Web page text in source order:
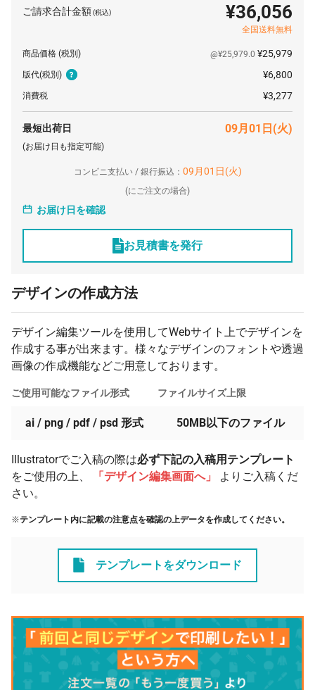
ご請求合計金額(税込) ¥36,056
全国送料無料
商品価格 (税別) @¥25,979.0 ¥25,979
版代(税別) ¥6,800
消費税 ¥3,277
最短出荷日 09月01日(火)
(お届け日も指定可能)
コンビニ支払い / 銀行振込： 09月01日(火)
(にご注文の場合)
お届け日を確認
お見積書を発行
デザインの作成方法
デザイン編集ツールを使用してWebサイト上でデザインを
作成する事が出来ます。様々なデザインのフォントや透過
画像の作成機能などご用意しております。
ご使用可能なファイル形式
ai / png / pdf / psd 形式
ファイルサイズ上限
50MB以下のファイル
Illustratorでご入稿の際は必ず下記の入稿用テンプレート
をご使用の上、
「デザイン編集画面へ」
よりご入稿くだ
さい。
※テンプレート内に記載の注意点を確認の上データを作成してください。
テンプレートをダウンロード